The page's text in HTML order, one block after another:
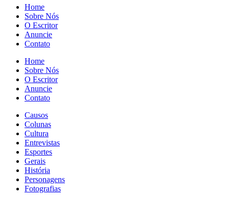
Home
Sobre Nós
O Escritor
Anuncie
Contato
Home
Sobre Nós
O Escritor
Anuncie
Contato
Causos
Colunas
Cultura
Entrevistas
Esportes
Gerais
História
Personagens
Fotografias